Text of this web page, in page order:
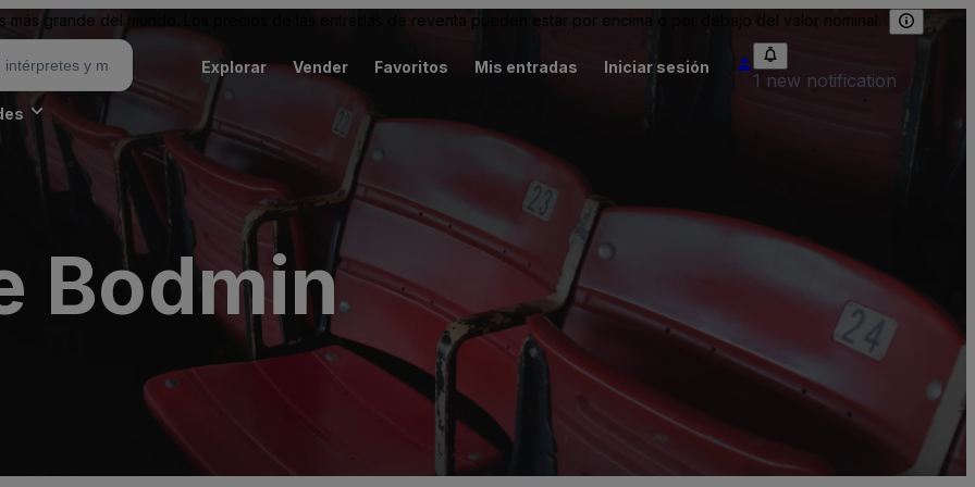
más grande del mundo. Los precios de las entradas de reventa pueden estar por encima o por debajo del valor nominal.
Explorar Vender Favoritos Mis entradas Iniciar sesión
1 new notification
Bodmin